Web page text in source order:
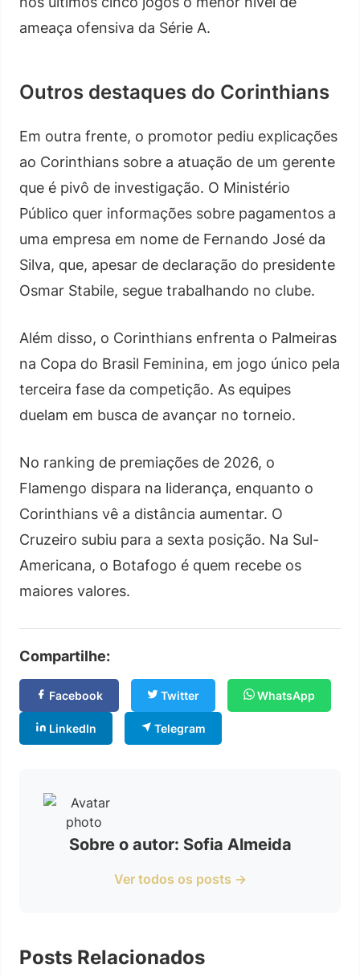
ameaça ofensiva da Série A.
Outros destaques do Corinthians
Em outra frente, o promotor pediu explicações
ao Corinthians sobre a atuação de um gerente
que é pivô de investigação. O Ministério
Público quer informações sobre pagamentos a
uma empresa em nome de Fernando José da
Silva, que, apesar de declaração do presidente
Osmar Stabile, segue trabalhando no clube.
Além disso, o Corinthians enfrenta o Palmeiras
na Copa do Brasil Feminina, em jogo único pela
terceira fase da competição. As equipes
duelam em busca de avançar no torneio.
No ranking de premiações de 2026, o
Flamengo dispara na liderança, enquanto o
Corinthians vê a distância aumentar. O
Cruzeiro subiu para a sexta posição. Na Sul-
Americana, o Botafogo é quem recebe os
maiores valores.
Compartilhe:
Facebook Twitter WhatsApp
LinkedIn Telegram
Sobre o autor: Sofia Almeida
Ver todos os posts →
Posts Relacionados